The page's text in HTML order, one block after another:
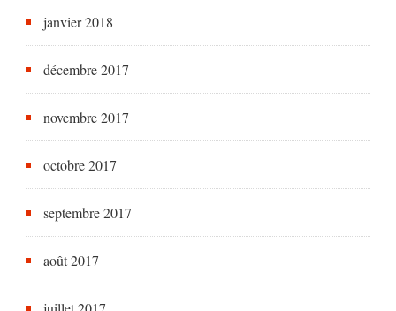
janvier 2018
décembre 2017
novembre 2017
octobre 2017
septembre 2017
août 2017